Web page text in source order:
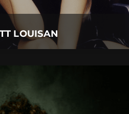
LOUISAN
Details